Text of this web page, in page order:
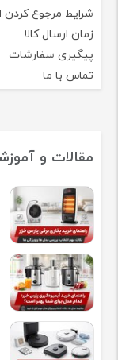
شرایط مرجوع کردن
زمان ارسال کالا
پیگیری سفارشات
تماس با ما
مقالات و